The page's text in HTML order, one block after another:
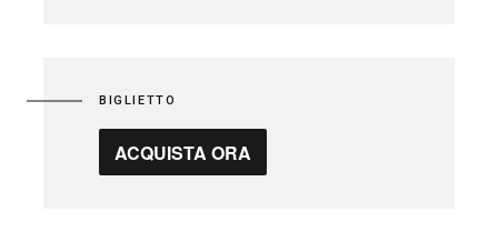
BIGLIETTO
ACQUISTA ORA